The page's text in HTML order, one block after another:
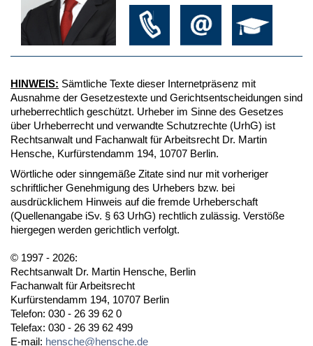
HINWEIS: Sämtliche Texte dieser Internetpräsenz mit
Ausnahme der Gesetzestexte und Gerichtsentscheidungen sind
urheberrechtlich geschützt. Urheber im Sinne des Gesetzes
über Urheberrecht und verwandte Schutzrechte (UrhG) ist
Rechtsanwalt und Fachanwalt für Arbeitsrecht Dr. Martin
Hensche, Kurfürstendamm 194, 10707 Berlin.
Wörtliche oder sinngemäße Zitate sind nur mit vorheriger
schriftlicher Genehmigung des Urhebers bzw. bei
ausdrücklichem Hinweis auf die fremde Urheberschaft
(Quellenangabe iSv. § 63 UrhG) rechtlich zulässig. Verstöße
hiergegen werden gerichtlich verfolgt.
© 1997 - 2026:
Rechtsanwalt Dr. Martin Hensche, Berlin
Fachanwalt für Arbeitsrecht
Kurfürstendamm 194, 10707 Berlin
Telefon: 030 - 26 39 62 0
Telefax: 030 - 26 39 62 499
E-mail: hensche@hensche.de